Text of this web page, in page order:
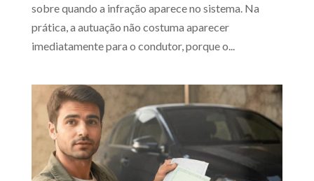
sobre quando a infração aparece no sistema. Na
prática, a autuação não costuma aparecer
imediatamente para o condutor, porque o...